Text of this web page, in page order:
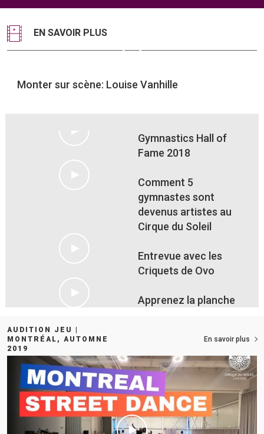
EN SAVOIR PLUS
Monter sur scène: Louise Vanhille
Gymnastics Hall of
Fame 2018
Comment 5
gymnastes sont
devenus artistes au
Cirque du Soleil
Entrevue avec les
Criquets de Ovo
Apprenez la planche
AUDITION JEU |
MONTRÉAL, AUTOMNE
2019
En savoir plus